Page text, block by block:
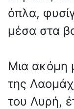
όπλα,
μέσα στα
Μια ακόμη
της
του Λυρή,